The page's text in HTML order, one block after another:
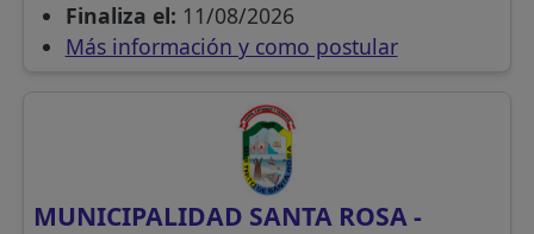
Finaliza el: 11/08/2026
Más información y como postular
MUNICIPALIDAD SANTA ROSA -